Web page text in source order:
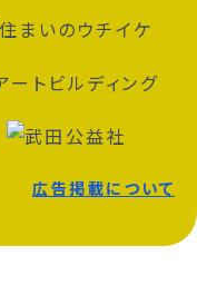
広告掲載について